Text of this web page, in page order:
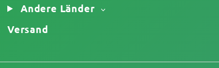
Andere Länder
Versand